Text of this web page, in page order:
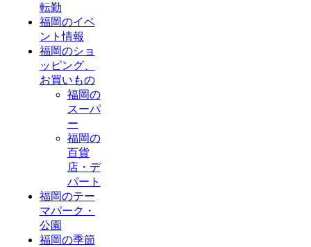
転勤
福岡のイベ
ント情報
福岡のショ
ッピング、
お買いもの
福岡の
スーパ
ー
福岡の
百貨
店・デ
パート
福岡のテー
マパーク・
公園
福岡の季節